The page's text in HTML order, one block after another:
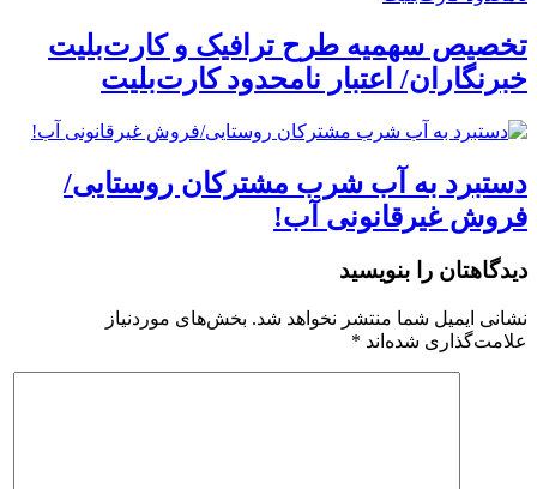
تخصیص سهمیه طرح ترافیک و کارت‌بلیت
خبرنگاران/ اعتبار نامحدود کارت‌بلیت
دستبرد به آب شرب مشترکان روستایی/
فروش غیرقانونی آب!
دیدگاهتان را بنویسید
نشانی ایمیل شما منتشر نخواهد شد. بخش‌های موردنیاز
علامت‌گذاری شده‌اند *